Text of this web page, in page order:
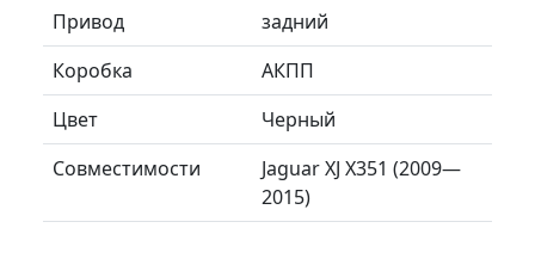
Привод
задний
Коробка
АКПП
Цвет
Черный
Совместимости
Jaguar XJ X351 (2009—
2015)